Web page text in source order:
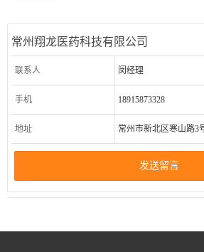
常州翔龙医药科技有限公司
联系人 闵经理
手机 18915873328
地址 常州市新北区寒山路3
发送留言